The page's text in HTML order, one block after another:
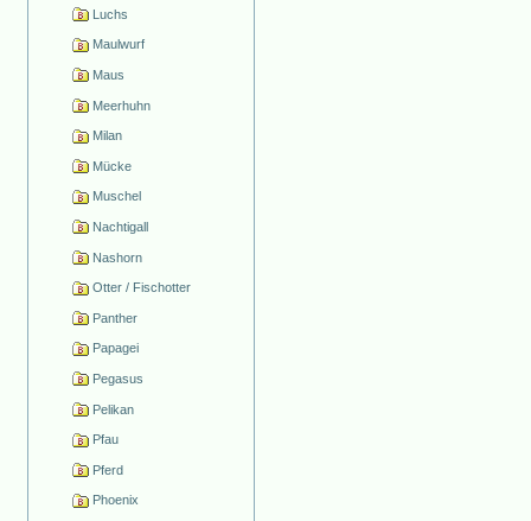
Luchs
Maulwurf
Maus
Meerhuhn
Milan
Mücke
Muschel
Nachtigall
Nashorn
Otter / Fischotter
Panther
Papagei
Pegasus
Pelikan
Pfau
Pferd
Phoenix